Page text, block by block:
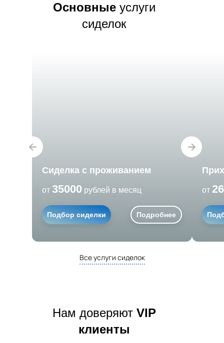
Основныеуслуги
сиделок
Сиделка с проживанием
от 35000 рублей в месяц
Подбор сиделки Подробнее
от
Все услуги сиделок
Нам доверяют VIP
клиенты